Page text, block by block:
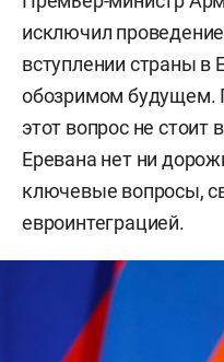
исключил
вступлении страны в
обозримом будущем.
этот вопрос не стоит
Еревана нет ни
ключевые вопросы,
евроинтеграцией.